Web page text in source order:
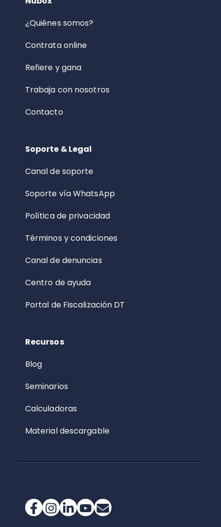
¿Quiénes somos?
Contrata online
Refiere y gana
Trabaja con nosotros
Contacto
Soporte & Legal
Canal de soporte
Soporte vía WhatsApp
Política de privacidad
Términos y condiciones
Canal de denuncias
Centro de ayuda
Portal de Fiscalización DT
Recursos
Blog
Seminarios
Calculadoras
Material descargable